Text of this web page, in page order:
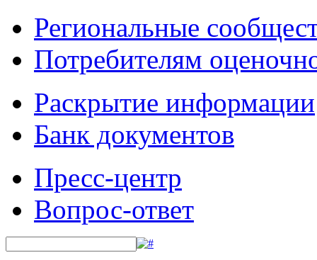
Региональные
Потребителям
Раскрытие информации
Банк документов
Пресс-центр
Вопрос-ответ